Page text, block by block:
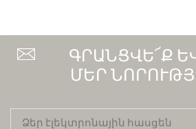
ԳՐԱՆՑՎԵ՜Ք
ՄԵՐ